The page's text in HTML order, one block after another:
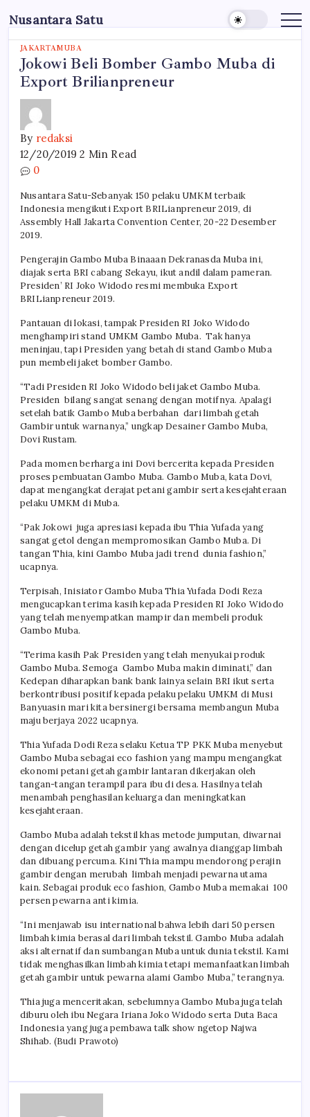
to
content
Nusantara Satu
Berita
Nusantara
JAKARTAMUBA
Jokowi Beli Bomber Gambo Muba di
Export Brilianpreneur
By redaksi
12/20/20192 Min Read
0
Nusantara Satu-Sebanyak 150 pelaku UMKM terbaik
Indonesia mengikuti Export BRILianpreneur 2019, di
Assembly Hall Jakarta Convention Center, 20-22 Desember
2019.
Pengerajin Gambo Muba Binaaan Dekranasda Muba ini,
diajak serta BRI cabang Sekayu, ikut andil dalam pameran.
Presiden’ RI Joko Widodo resmi membuka Export
BRILianpreneur 2019.
Pantauan di lokasi, tampak Presiden RI Joko Widodo
menghampiri stand UMKM Gambo Muba. Tak hanya
meninjau, tapi Presiden yang betah di stand Gambo Muba
pun membeli jaket bomber Gambo.
“Tadi Presiden RI Joko Widodo beli jaket Gambo Muba.
Presiden bilang sangat senang dengan motifnya. Apalagi
setelah batik Gambo Muba berbahan dari limbah getah
Gambir untuk warnanya,” ungkap Desainer Gambo Muba,
Dovi Rustam.
Pada momen berharga ini Dovi bercerita kepada Presiden
proses pembuatan Gambo Muba. Gambo Muba, kata Dovi,
dapat mengangkat derajat petani gambir serta kesejahteraan
pelaku UMKM di Muba.
“Pak Jokowi juga apresiasi kepada ibu Thia Yufada yang
sangat getol dengan mempromosikan Gambo Muba. Di
tangan Thia, kini Gambo Muba jadi trend dunia fashion,”
ucapnya.
Terpisah, Inisiator Gambo Muba Thia Yufada Dodi Reza
mengucapkan terima kasih kepada Presiden RI Joko Widodo
yang telah menyempatkan mampir dan membeli produk
Gambo Muba.
“Terima kasih Pak Presiden yang telah menyukai produk
Gambo Muba. Semoga Gambo Muba makin diminati,” dan
Kedepan diharapkan bank bank lainya selain BRI ikut serta
berkontribusi positif kepada pelaku pelaku UMKM di Musi
Banyuasin mari kita bersinergi bersama membangun Muba
maju berjaya 2022 ucapnya.
Thia Yufada Dodi Reza selaku Ketua TP PKK Muba menyebut
Gambo Muba sebagai eco fashion yang mampu mengangkat
ekonomi petani getah gambir lantaran dikerjakan oleh
tangan-tangan terampil para ibu di desa. Hasilnya telah
menambah penghasilan keluarga dan meningkatkan
kesejahteraan.
Gambo Muba adalah tekstil khas metode jumputan, diwarnai
dengan dicelup getah gambir yang awalnya dianggap limbah
dan dibuang percuma. Kini Thia mampu mendorong perajin
gambir dengan merubah limbah menjadi pewarna utama
kain. Sebagai produk eco fashion, Gambo Muba memakai 100
persen pewarna anti kimia.
“Ini menjawab isu international bahwa lebih dari 50 persen
limbah kimia berasal dari limbah tekstil. Gambo Muba adalah
aksi alternatif dan sumbangan Muba untuk dunia tekstil. Kami
tidak menghasilkan limbah kimia tetapi memanfaatkan limbah
getah gambir untuk pewarna alami Gambo Muba,” terangnya.
Thia juga menceritakan, sebelumnya Gambo Muba juga telah
diburu oleh ibu Negara Iriana Joko Widodo serta Duta Baca
Indonesia yang juga pembawa talk show ngetop Najwa
Shihab. (Budi Prawoto)